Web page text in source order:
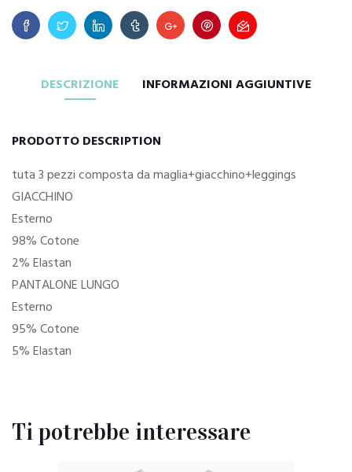
DESCRIZIONE INFORMAZIONI AGGIUNTIVE
PRODOTTO DESCRIPTION
tuta 3 pezzi composta da maglia+giacchino+leggings
GIACCHINO
Esterno
98% Cotone
2% Elastan
PANTALONE LUNGO
Esterno
95% Cotone
5% Elastan
Ti potrebbe interessare